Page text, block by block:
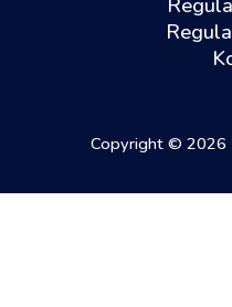
Copyright © 2026